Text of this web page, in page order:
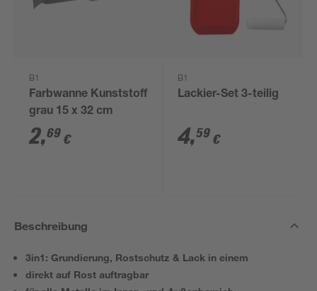
B1
Farbwanne Kunststoff
grau 15 x 32 cm
2,69 €
B1
Lackier-Set 3-teilig
4,59 €
Beschreibung
3in1: Grundierung, Rostschutz & Lack in einem
direkt auf Rost auftragbar